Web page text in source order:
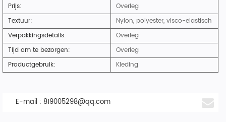
Prijs:
Overleg
Textuur:
Nylon, polyester, visco-elastisch
Verpakkingsdetails:
Overleg
Tijd om te bezorgen:
Overleg
Productgebruik:
Kleding
E-mail : 819005298@qq.com